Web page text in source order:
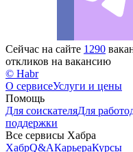
Сейчас на сайте 1290
откликов на вакансию
© Habr
О сервисеУслуги и цены
Помощь
Для соискателяДля
поддержки
Все сервисы Хабра
ХабрQ&AКарьераКурсы